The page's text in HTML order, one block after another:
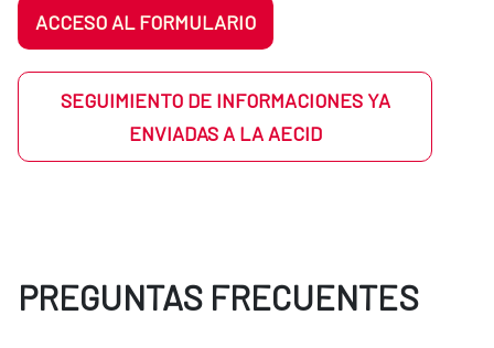
ACCESO AL FORMULARIO
SEGUIMIENTO DE INFORMACIONES YA
ENVIADAS A LA AECID
PREGUNTAS FRECUENTES